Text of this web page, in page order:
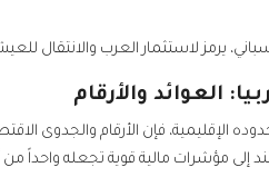
العوائد والأرقام
الإقليمية، فإن الأرقام والجدوى
مؤشرات مالية قوية تجعله واحداً من